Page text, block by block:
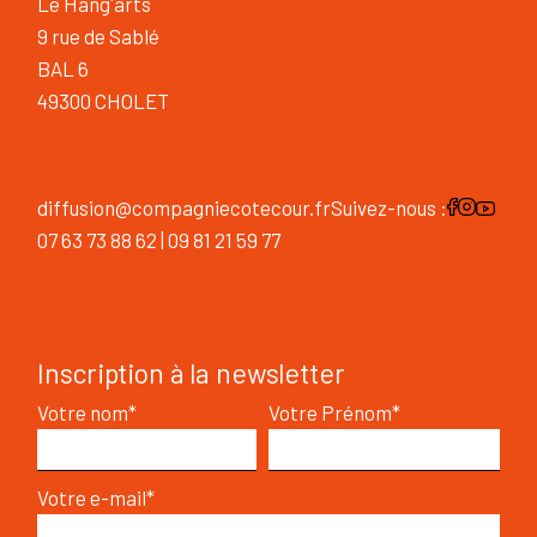
9 rue de Sablé
BAL 6
49300 CHOLET
diffusion@compagniecotecour.fr
07 63 73 88 62 | 09 81 21 59 77
Suivez-nous :
Inscription à la newsletter
Votre nom* Votre Prénom*
Votre e-mail*